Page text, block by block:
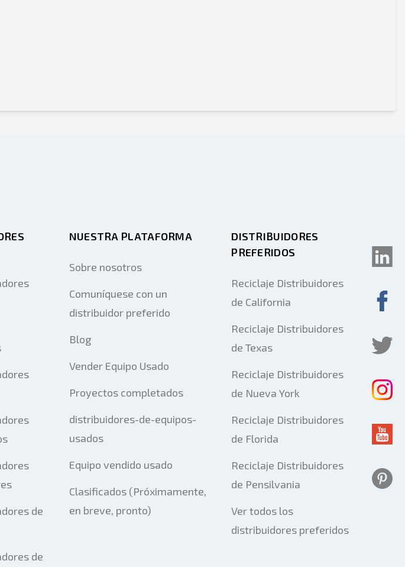
de
de
NUESTRA PLATAFORMA
Sobre nosotros
Comuníquese con un
distribuidor preferido
Blog
Vender Equipo Usado
Proyectos completados
distribuidores-de-equipos-
usados
Equipo vendido usado
Clasificados (Próximamente,
en breve, pronto)
DISTRIBUIDORES
PREFERIDOS
Reciclaje Distribuidores
de California
Reciclaje Distribuidores
de Texas
Reciclaje Distribuidores
de Nueva York
Reciclaje Distribuidores
de Florida
Reciclaje Distribuidores
de Pensilvania
Ver todos los
distribuidores preferidos